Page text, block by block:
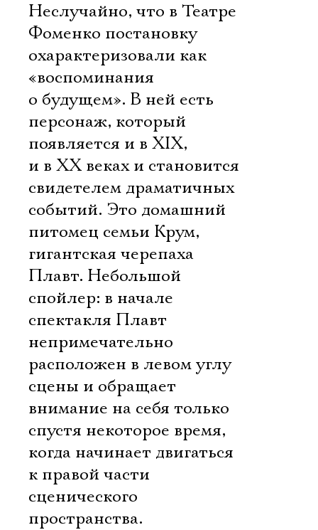
Неслучайно, что в Театре
Фоменко постановку
охарактеризовали как
«воспоминания
о будущем». В ней есть
персонаж, который
появляется и в XIX,
и в XX веках и становится
свидетелем драматичных
событий. Это домашний
питомец семьи Крум,
гигантская черепаха
Плавт. Небольшой
спойлер: в начале
спектакля Плавт
непримечательно
расположен в левом углу
сцены и обращает
внимание на себя только
спустя некоторое время,
когда начинает двигаться
к правой части
сценического
пространства.